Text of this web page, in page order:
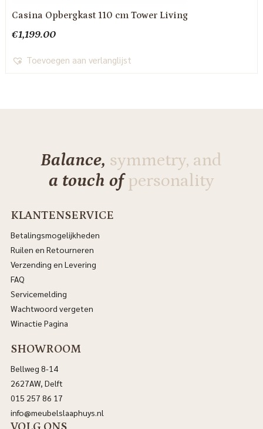
Casina Opbergkast 110 cm Tower Living
€1,199.00
Toevoegen aan verlanglijst
Balance, symmetry, and
a touch ofpersonality
KLANTENSERVICE
Betalingsmogelijkheden
Ruilen en Retourneren
Verzending en Levering
FAQ
Servicemelding
Wachtwoord vergeten
Winactie Pagina
SHOWROOM
Bellweg 8-14
2627AW, Delft
015 257 86 17
info@meubelslaaphuys.nl